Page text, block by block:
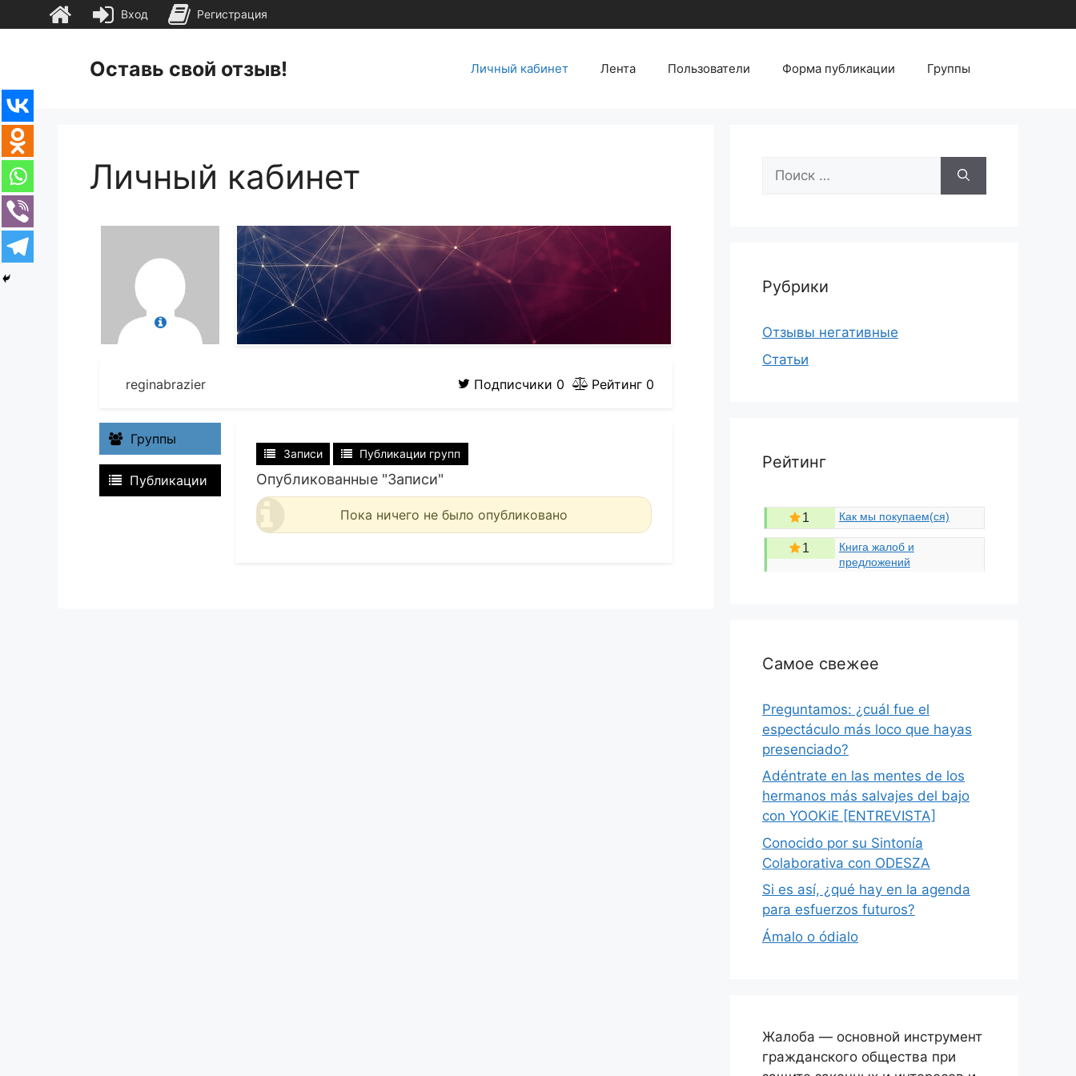
содержимомуОставь свой отзыв! Личный кабинет Лента Пользователи Форма публикации Группы
Личный кабинет
reginabrazier Подписчики 0 Рейтинг 0
Группы
Публикации
Записи Публикации групп
Опубликованные "Записи"
Пока ничего не было опубликовано
Поиск:
Рубрики
Отзывы негативные
Статьи
Рейтинг
1 Как мы покупаем(ся)
1
Книга жалоб и
предложений
Самое свежее
Preguntamos: ¿cuál fue el
espectáculo más loco que hayas
presenciado?
Adéntrate en las mentes de los
hermanos más salvajes del bajo
con YOOKiE [ENTREVISTA]
Conocido por su Sintonía
Colaborativa con ODESZA
Si es así, ¿qué hay en la agenda
para esfuerzos futuros?
Ámalo o ódialo
Жалоба — основной инструмент
гражданского общества при
Вход Регистрация